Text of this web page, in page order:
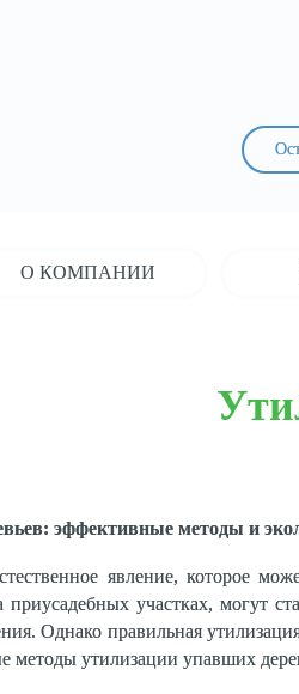
О КОМПАНИИ
эффективные методы и
явление, которое
участках, могут
Однако правильная
методы утилизации упавших